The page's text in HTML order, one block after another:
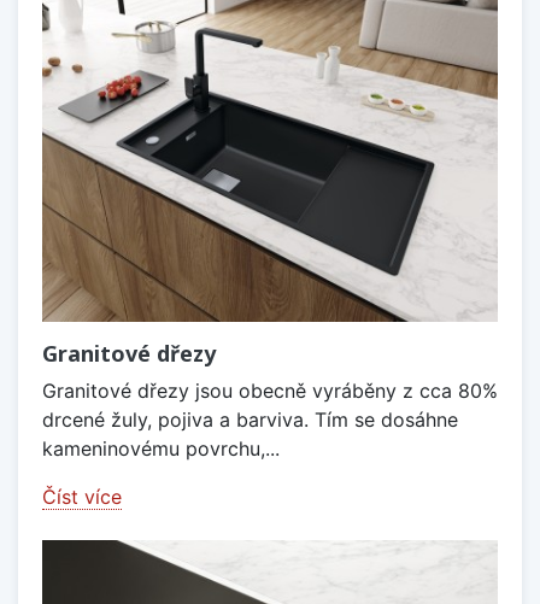
Granitové dřezy
Granitové dřezy jsou obecně vyráběny z cca 80%
drcené žuly, pojiva a barviva. Tím se dosáhne
kameninovému povrchu,...
Číst více